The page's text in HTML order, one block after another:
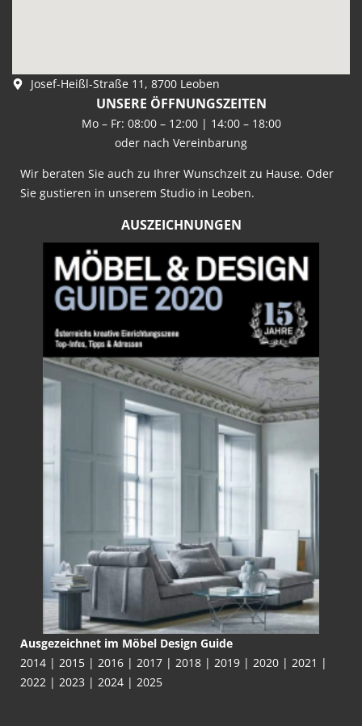
Josef-Heißl-Straße 11, 8700 Leoben
UNSERE ÖFFNUNGSZEITEN
Mo – Fr: 08:00 – 12:00 | 14:00 – 18:00
oder nach Vereinbarung
Wir beraten Sie auch zu Ihrer Wunschzeit zu Hause. Oder
Sie gustieren in unserem Studio in Leoben.
AUSZEICHNUNGEN
Ausgezeichnet im Möbel Design Guide
2014 | 2015 | 2016 | 2017 | 2018 | 2019 | 2020 | 2021 |
2022 | 2023 | 2024 | 2025